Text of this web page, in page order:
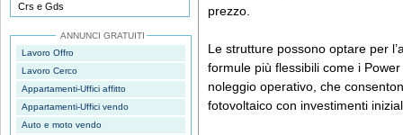
Crs e Gds
ANNUNCI GRATUITI
Lavoro Offro
Lavoro Cerco
Appartamenti-Uffici affitto
Appartamenti-Uffici vendo
Auto e moto vendo
prezzo.
Le strutture possono optare per
formule più flessibili come i
noleggio operativo, che
fotovoltaico con investimenti